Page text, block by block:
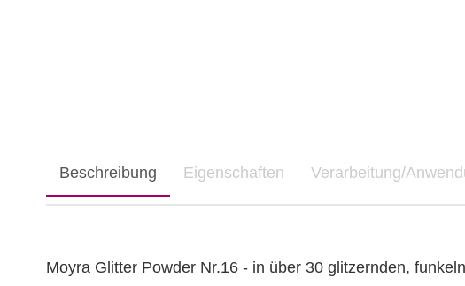
Beschreibung Eigenschaften Verarbeitung/
Moyra Glitter Powder Nr.16 - in über 30 glitzernden,